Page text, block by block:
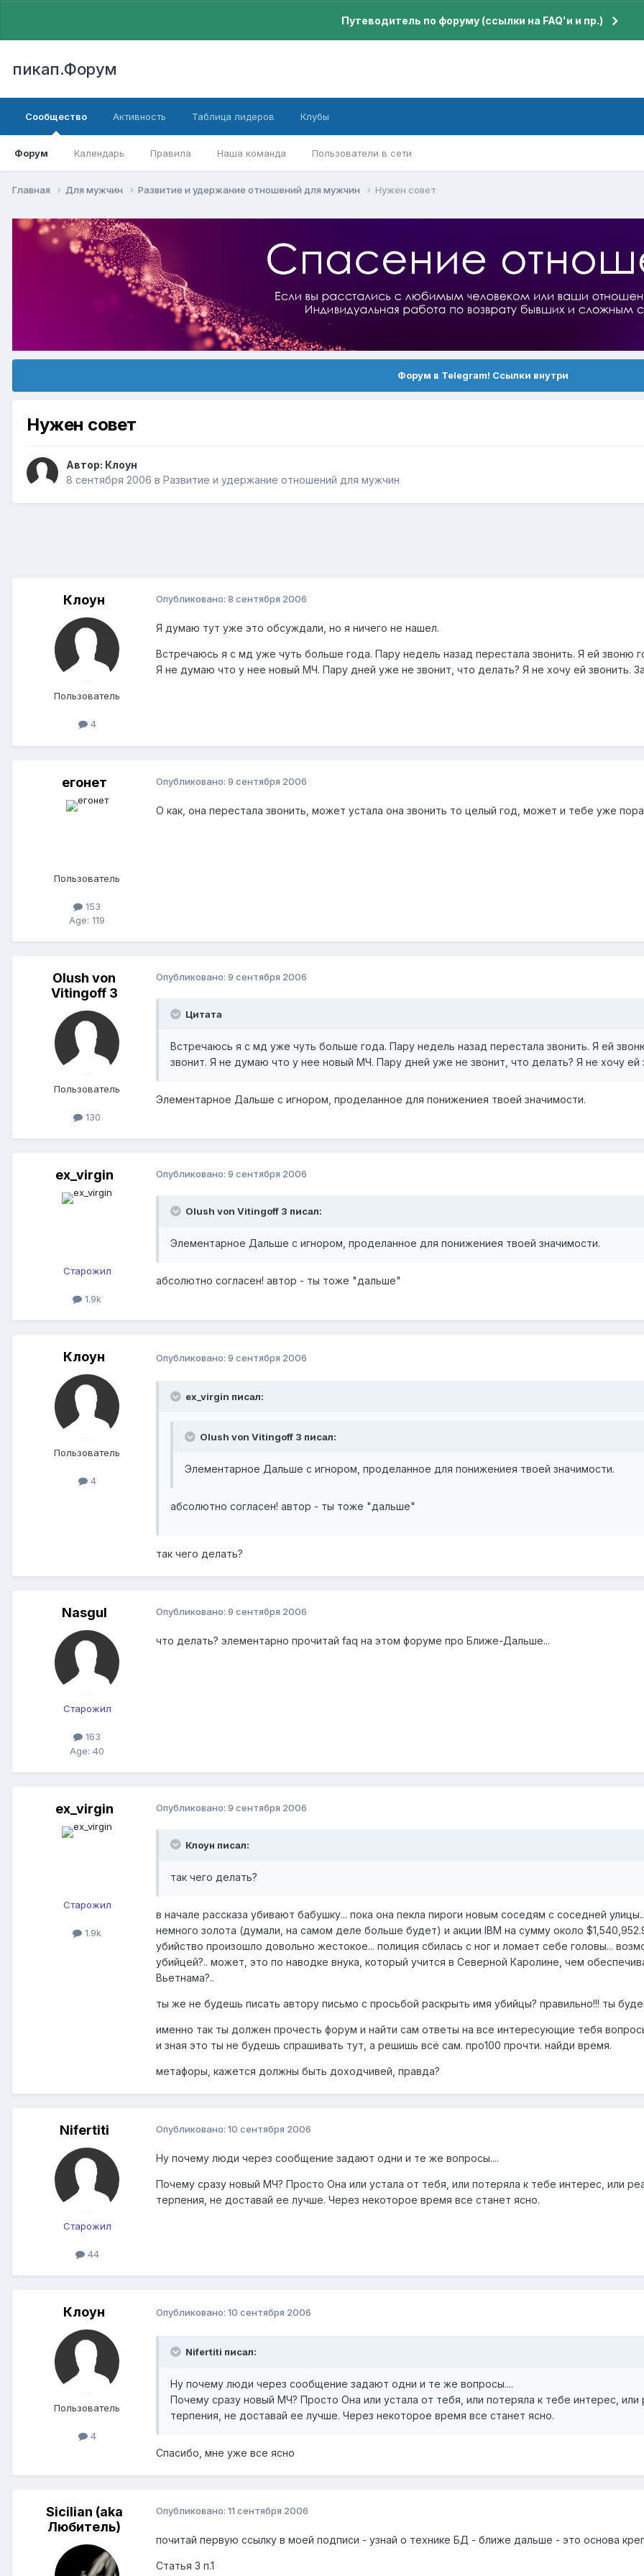
Путеводитель по форуму (ссылки на FAQ'и и пр.)
пикап.Форум
Сообщество
Форум Календарь Правила Наша команда Пользователи в сети
Активность Таблица лидеров Клубы
Главная Для мужчин Pазвитие и удержание отношений для мужчин Нужен совет
Форум в Telegram! Ссылки внутри
Нужен совет
Автор: Клоун
8 сентября 2006 в Pазвитие и удержание отношений для мужчин
Клоун
Пользователь
4
Опубликовано: 8 сентября 2006
Я думаю тут уже это обсуждали, но я ничего не нашел.
Встречаюсь я с мд уже чуть больше года. Пару недель назад перестала звонить. Я ей звоню
Я не думаю что у нее новый МЧ. Пару дней уже не звонит, что делать? Я не хочу ей звонить.
егонет
Пользователь
153
Age: 119
Опубликовано: 9 сентября 2006
О как, она перестала звонить, может устала она звонить то целый год, может и тебе уже
Olush von
Vitingoff 3
Пользователь
130
Опубликовано: 9 сентября 2006
Цитата
Встречаюсь я с мд уже чуть больше года. Пару недель назад перестала звонить. Я ей
звонит. Я не думаю что у нее новый МЧ. Пару дней уже не звонит, что делать? Я не хочу ей
Элементарное Дальше с игнором, проделанное для понижениея твоей значимости.
ex_virgin
Старожил
1.9k
Опубликовано: 9 сентября 2006
Olush von Vitingoff 3 писал:
Элементарное Дальше с игнором, проделанное для понижениея твоей значимости.
абсолютно согласен! автор - ты тоже "дальше"
Клоун
Пользователь
4
Опубликовано: 9 сентября 2006
ex_virgin писал:
Olush von Vitingoff 3 писал:
Элементарное Дальше с игнором, проделанное для понижениея твоей значимости.
абсолютно согласен! автор - ты тоже "дальше"
так чего делать?
Nasgul
Старожил
163
Age: 40
Опубликовано: 9 сентября 2006
что делать? элементарно прочитай faq на этом форуме про Ближе-Дальше...
ex_virgin
Старожил
1.9k
Опубликовано: 9 сентября 2006
Клоун писал:
так чего делать?
в начале рассказа убивают бабушку... пока она пекла пироги новым соседям с соседней
немного золота (думали, на самом деле больше будет) и акции IBM на сумму около
убийство произошло довольно жестокое... полиция сбилась с ног и ломает себе головы...
убийцей?.. может, это по наводке внука, который учится в Северной Каролине, чем
Вьетнама?..
ты же не будешь писать автору письмо с просьбой раскрыть имя убийцы? правильно!!! ты
именно так ты должен прочесть форум и найти сам ответы на все интересующие тебя
и зная это ты не будешь спрашивать тут, а решишь всё сам. про100 прочти. найди время.
метафоры, кажется должны быть доходчивей, правда?
Nifertiti
Старожил
44
Опубликовано: 10 сентября 2006
Ну почему люди через сообщение задают одни и те же вопросы....
Почему сразу новый МЧ? Просто Она или устала от тебя, или потеряла к тебе интерес, или
терпения, не доставай ее лучше. Через некоторое время все станет ясно.
Клоун
Пользователь
4
Опубликовано: 10 сентября 2006
Nifertiti писал:
Ну почему люди через сообщение задают одни и те же вопросы....
Почему сразу новый МЧ? Просто Она или устала от тебя, или потеряла к тебе интерес,
терпения, не доставай ее лучше. Через некоторое время все станет ясно.
Спасибо, мне уже все ясно
Sicilian (aka
Любитель)
Опубликовано: 11 сентября 2006
почитай первую ссылку в моей подписи - узнай о технике БД - ближе дальше - это основа
Статья 3 п.1